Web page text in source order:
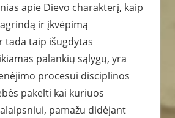
apie Dievo charakterį, kaip
ir įkvėpimą
tada taip išugdytas
palankių sąlygų, yra
procesui disciplinos
pakelti kai kuriuos
pamažu didėjant